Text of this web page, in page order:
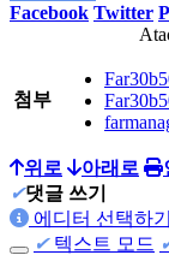
Facebook Twitter
첨부
위로 아래로
✔댓글 쓰기
에디터 선택하기
✔ 텍스트 모드